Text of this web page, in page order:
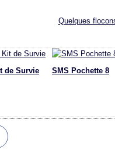
Quelques
de Survie SMS Pochette 8